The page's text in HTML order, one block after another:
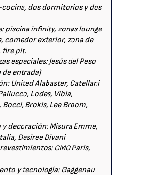
dos dormitorios y dos
piscina infinity, zonas lounge
comedor exterior, zona de
fire pit.
especiales: Jesús del Peso
de entrada)
United Alabaster, Catellani
Lodes, Vibia,
Bocci, Brokis, Lee Broom,
decoración: Misura Emme,
Desiree Divani
CMO Paris,
y tecnología: Gaggenau